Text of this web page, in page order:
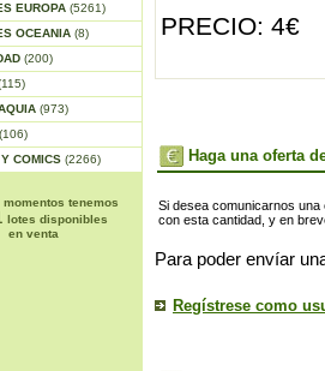
EUROPA (5261)
OCEANIA (8)
(200)
(973)
(106)
COMICS (2266)
momentos tenemos
lotes disponibles
en venta
PRECIO: 4€
Haga una oferta
Si desea comunicarnos
con esta cantidad, y en
Para poder envíar
Regístrese como